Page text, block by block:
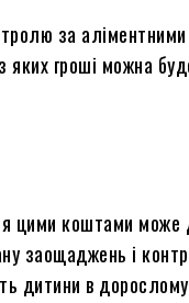
за
гроші можна
цими коштами може
заощаджень і
дитини в